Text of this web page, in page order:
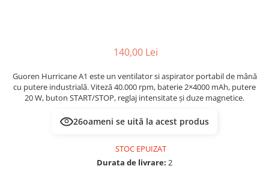
140,00 Lei
Guoren Hurricane A1 este un ventilator si aspirator portabil de mână
cu putere industrială. Viteză 40.000 rpm, baterie 2×4000 mAh, putere
20 W, buton START/STOP, reglaj intensitate și duze magnetice.
26oameni se uită la acest produs
STOC EPUIZAT
Durata de livrare: 2